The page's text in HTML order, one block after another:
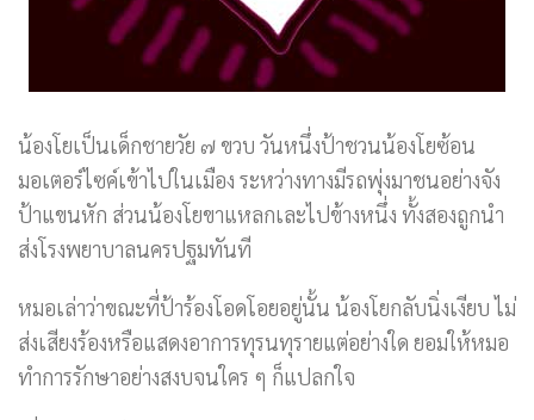
น้องโยเป็นเด็กชายวัย ๗ ขวบ วันหนึ่งป้าชวนน้องโยซ้อน
มอเตอร์ไซค์เข้าไปในเมือง ระหว่างทางมีรถพุ่งมาชนอย่างจัง
ป้าแขนหัก ส่วนน้องโยขาแหลกเละไปข้างหนึ่ง ทั้งสองถูกนำ
ส่งโรงพยาบาลนครปฐมทันที
หมอเล่าว่าขณะที่ป้าร้องโอดโอยอยู่นั้น น้องโยกลับนิ่งเงียบ ไม่
ส่งเสียงร้องหรือแสดงอาการทุรนทุรายแต่อย่างใด ยอมให้หมอ
ทำการรักษาอย่างสงบจนใคร ๆ ก็แปลกใจ